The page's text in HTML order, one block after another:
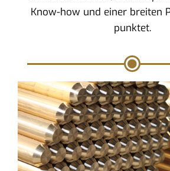
Know-how und einer breiten
punktet.